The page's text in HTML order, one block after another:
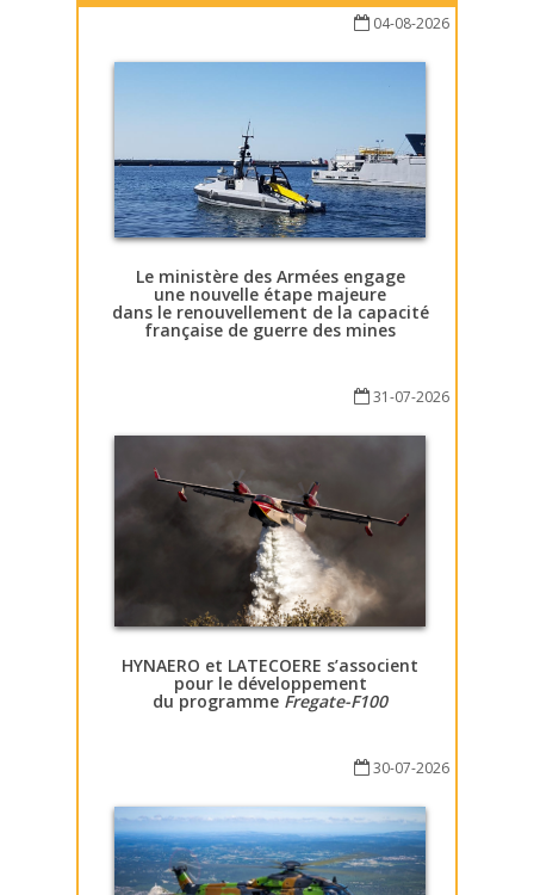
04-08-2026
Le ministère des Armées engage
une nouvelle étape majeure
dans le renouvellement de la capacité
française de guerre des mines
31-07-2026
HYNAERO et LATECOERE s’associent
pour le développement
du programme Fregate-F100
30-07-2026